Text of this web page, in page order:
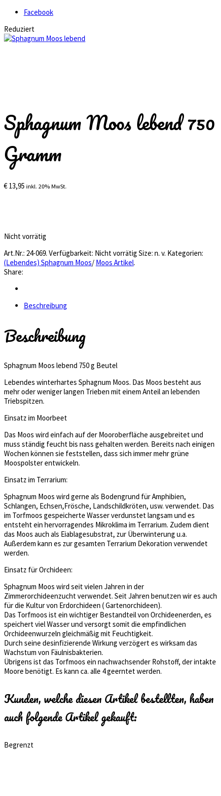
Facebook
Reduziert
Sphagnum Moos lebend 750
Gramm
€ 13,95 inkl. 20% MwSt.
Nicht vorrätig
Art.Nr.: 24-069. Verfügbarkeit: Nicht vorrätig Size: n. v. Kategorien:
(Lebendes) Sphagnum Moos/ Moos Artikel.
Share:
Beschreibung
Beschreibung
Sphagnum Moos lebend 750 g Beutel
Lebendes winterhartes Sphagnum Moos. Das Moos besteht aus
mehr oder weniger langen Trieben mit einem Anteil an lebenden
Triebspitzen.
Einsatz im Moorbeet
Das Moos wird einfach auf der Mooroberfläche ausgebreitet und
muss ständig feucht bis nass gehalten werden. Bereits nach einigen
Wochen können sie feststellen, dass sich immer mehr grüne
Moospolster entwickeln.
Einsatz im Terrarium:
Sphagnum Moos wird gerne als Bodengrund für Amphibien,
Schlangen, Echsen,Frösche, Landschildkröten, usw. verwendet. Das
im Torfmoos gespeicherte Wasser verdunstet langsam und es
entsteht ein hervorragendes Mikroklima im Terrarium. Zudem dient
das Moos auch als Eiablagesubstrat, zur Überwinterung u.a.
Außerdem kann es zur gesamten Terrarium Dekoration verwendet
werden.
Einsatz für Orchideen:
Sphagnum Moos wird seit vielen Jahren in der
Zimmerorchideenzucht verwendet. Seit Jahren benutzen wir es auch
für die Kultur von Erdorchideen ( Gartenorchideen).
Das Torfmoos ist ein wichtiger Bestandteil von Orchideenerden, es
speichert viel Wasser und versorgt somit die empfindlichen
Orchideenwurzeln gleichmäßig mit Feuchtigkeit.
Durch seine desinfizierende Wirkung verzögert es wirksam das
Wachstum von Fäulnisbakterien.
Übrigens ist das Torfmoos ein nachwachsender Rohstoff, der intakte
Moore benötigt. Es kann ca. alle 4 geerntet werden.
Kunden, welche diesen Artikel bestellten, haben
auch folgende Artikel gekauft:
Begrenzt